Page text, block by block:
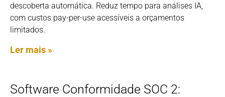
descoberta automática. Reduz tempo para análises IA,
com custos pay-per-use acessíveis a orçamentos
limitados.
Ler mais »
Software Conformidade SOC 2: